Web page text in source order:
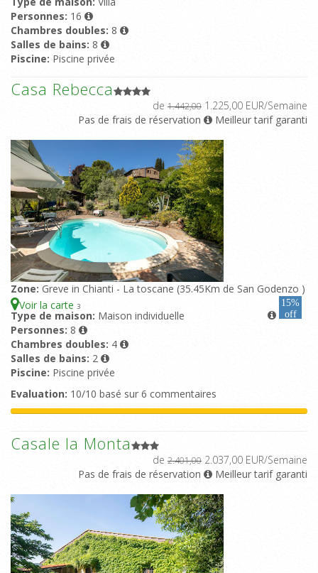
Personnes: 16
Chambres doubles: 8
Salles de bains: 8
Piscine: Piscine privée
Casa Rebecca
de 1.442,00 1.225,00 EUR/Semaine
Pas de frais de réservation
Meilleur tarif garanti
Zone: Greve in Chianti - La toscane (35.45Km de San Godenzo )
Voir la carte 3
15%
off
Type de maison: Maison individuelle
Personnes: 8
Chambres doubles: 4
Salles de bains: 2
Piscine: Piscine privée
Evaluation: 10/10 basé sur 6 commentaires
Casale la Monta
de 2.401,00 2.037,00 EUR/Semaine
Pas de frais de réservation
Meilleur tarif garanti